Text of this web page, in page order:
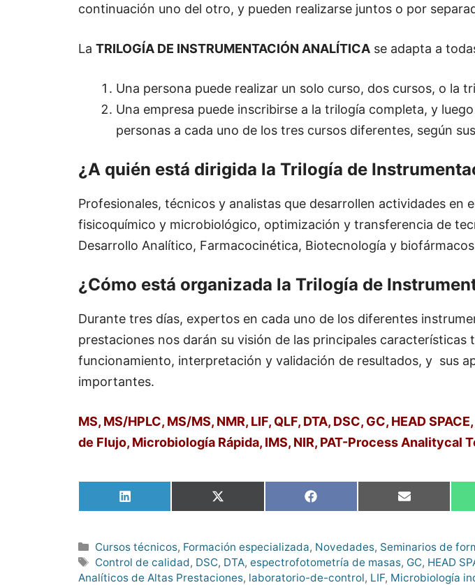
continuación uno del otro, y pueden realizarse juntos o por
La TRILOGÍA DE INSTRUMENTACIÓN ANALÍTICA se adapta a
Una persona puede realizar un solo curso, dos cursos, o la
Una empresa puede inscribirse a la trilogía completa, y
personas a cada uno de los tres cursos diferentes, según
¿A quién está dirigida la Trilogía de
Profesionales, técnicos y analistas que desarrollen actividades en
fisicoquímico y microbiológico, optimización y transferencia de
Desarrollo Analítico, Farmacocinética, Biotecnología y
¿Cómo está organizada la Trilogía de
Durante tres días, expertos en cada uno de los diferentes
prestaciones nos darán su visión de las principales características
funcionamiento, interpretación y validación de resultados, y sus
importantes.
MS, MS/HPLC, MS/MS, NMR, LIF, QLF, DTA, DSC, GC, HEAD
de Flujo, Microbiología Rápida, IMS, NIR, PAT-Process Analitycal
Compartir
en
Compartir
en
Compartir
en
Compartir
en
Categorías
Cursos técnicos, Formación especializada, Novedades, Seminarios de
Etiquetas
Control de calidad, DSC, DTA,espectrofotometría de masas, GC, HEAD
Analíticos de Altas Prestaciones, laboratorio-de-control, LIF, Microbiología